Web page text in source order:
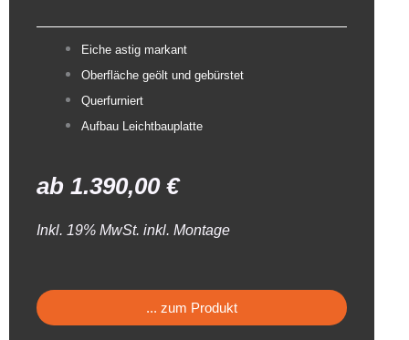
Eiche astig markant
Oberfläche geölt und gebürstet
Querfurniert
Aufbau Leichtbauplatte
ab 1.390,00 €
Inkl. 19% MwSt. inkl. Montage
... zum Produkt